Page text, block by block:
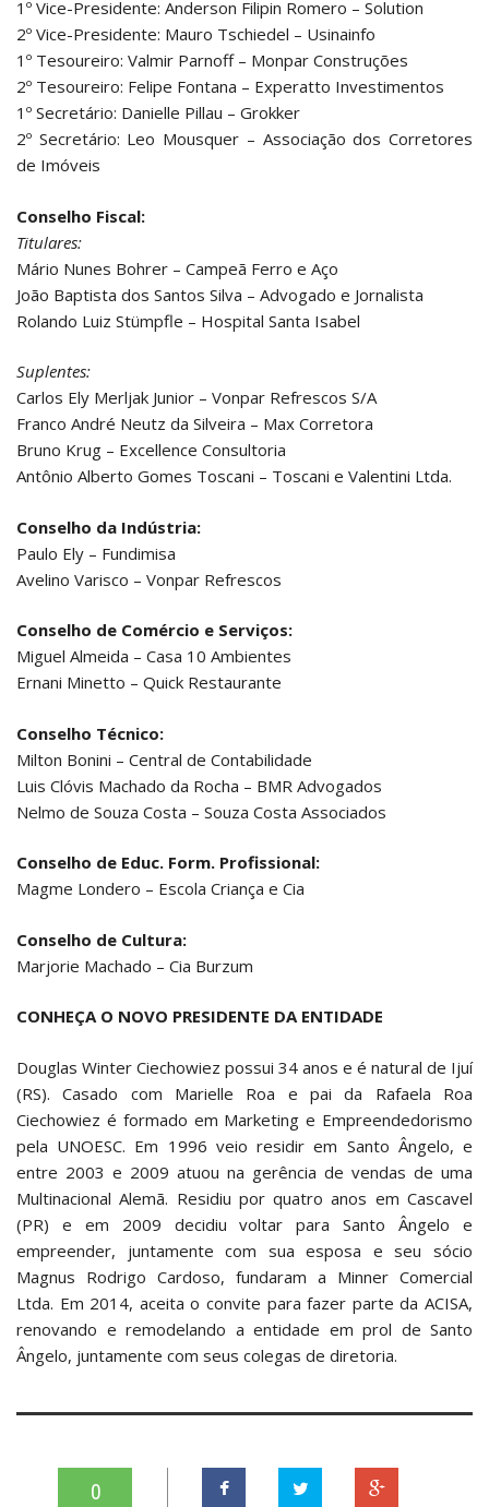
1º Vice-Presidente: Anderson Filipin Romero – Solution
2º Vice-Presidente: Mauro Tschiedel – Usinainfo
1º Tesoureiro: Valmir Parnoff – Monpar Construções
2º Tesoureiro: Felipe Fontana – Experatto Investimentos
1º Secretário: Danielle Pillau – Grokker
2º Secretário: Leo Mousquer – Associação dos Corretores
de Imóveis
Conselho Fiscal:
Titulares:
Mário Nunes Bohrer – Campeã Ferro e Aço
João Baptista dos Santos Silva – Advogado e Jornalista
Rolando Luiz Stümpfle – Hospital Santa Isabel
Suplentes:
Carlos Ely Merljak Junior – Vonpar Refrescos S/A
Franco André Neutz da Silveira – Max Corretora
Bruno Krug – Excellence Consultoria
Antônio Alberto Gomes Toscani – Toscani e Valentini Ltda.
Conselho da Indústria:
Paulo Ely – Fundimisa
Avelino Varisco – Vonpar Refrescos
Conselho de Comércio e Serviços:
Miguel Almeida – Casa 10 Ambientes
Ernani Minetto – Quick Restaurante
Conselho Técnico:
Milton Bonini – Central de Contabilidade
Luis Clóvis Machado da Rocha – BMR Advogados
Nelmo de Souza Costa – Souza Costa Associados
Conselho de Educ. Form. Profissional:
Magme Londero – Escola Criança e Cia
Conselho de Cultura:
Marjorie Machado – Cia Burzum
CONHEÇA O NOVO PRESIDENTE DA ENTIDADE
Douglas Winter Ciechowiez possui 34 anos e é natural de Ijuí
(RS). Casado com Marielle Roa e pai da Rafaela Roa
Ciechowiez é formado em Marketing e Empreendedorismo
pela UNOESC. Em 1996 veio residir em Santo Ângelo, e
entre 2003 e 2009 atuou na gerência de vendas de uma
Multinacional Alemã. Residiu por quatro anos em Cascavel
(PR) e em 2009 decidiu voltar para Santo Ângelo e
empreender, juntamente com sua esposa e seu sócio
Magnus Rodrigo Cardoso, fundaram a Minner Comercial
Ltda. Em 2014, aceita o convite para fazer parte da ACISA,
renovando e remodelando a entidade em prol de Santo
Ângelo, juntamente com seus colegas de diretoria.
0